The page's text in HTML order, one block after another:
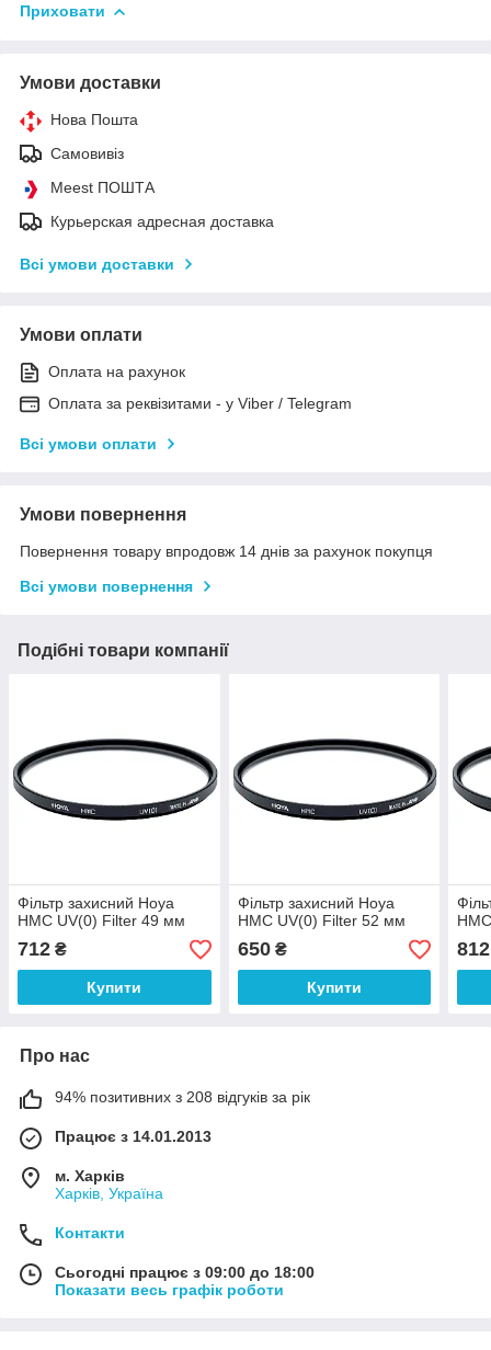
Приховати
Умови доставки
Нова Пошта
Самовивіз
Meest ПОШТА
Курьерская адресная доставка
Всі умови доставки
Умови оплати
Оплата на рахунок
Оплата за реквізитами - у Viber / Telegram
Всі умови оплати
Умови повернення
Повернення товару впродовж 14 днів за рахунок покупця
Всі умови повернення
Подібні товари компанії
Фільтр захисний Hoya
HMC UV(0) Filter 49 мм
712 ₴
Купити
Фільтр захисний Hoya
HMC UV(0) Filter 52 мм
650₴
Купити
812
Про нас
94% позитивних з 208 відгуків за рік
Працює з 14.01.2013
м. Харків
Харків, Україна
Контакти
Сьогодні працює з 09:00 до 18:00
Показати весь графік роботи